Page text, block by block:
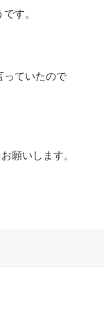
す。
っていたので
願いします。